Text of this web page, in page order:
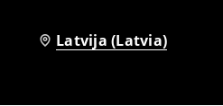
Latvija (Latvia)